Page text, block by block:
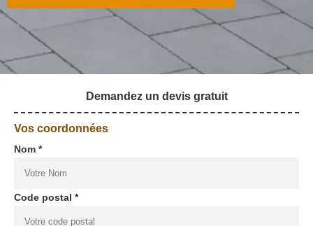
Demandez un devis gratuit
Vos coordonnées
Nom *
Code postal *